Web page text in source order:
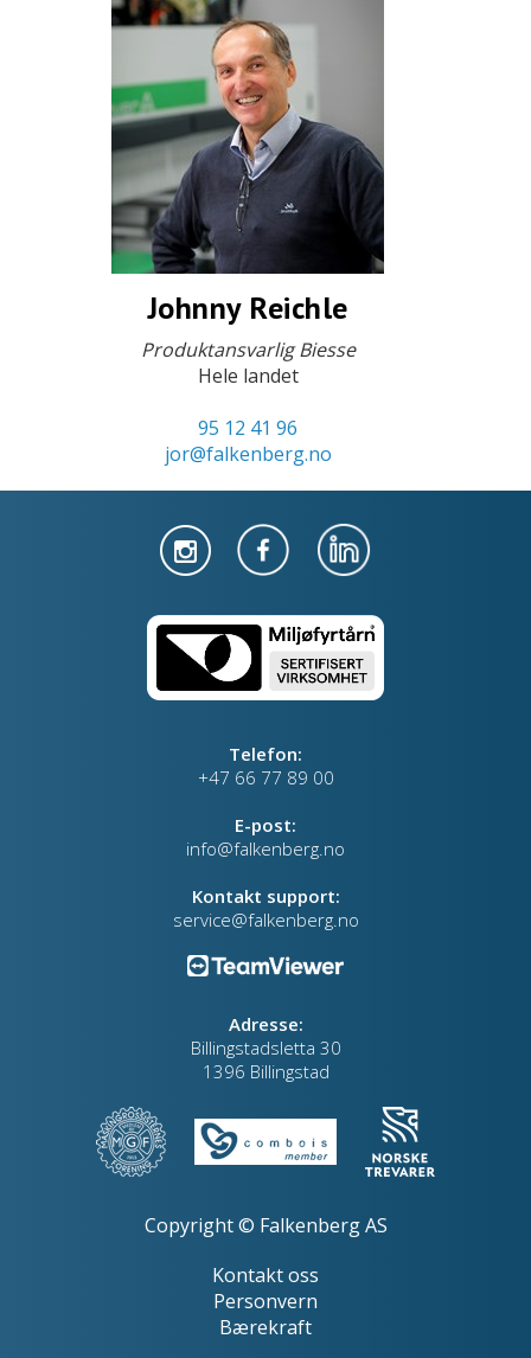
Johnny Reichle
Produktansvarlig Biesse
Hele landet
95 12 41 96
jor@falkenberg.no
Telefon:
+47 66 77 89 00
E-post:
info@falkenberg.no
Kontakt support:
service@falkenberg.no
Adresse:
Billingstadsletta 30
1396 Billingstad
Copyright © Falkenberg AS
Kontakt oss
Personvern
Bærekraft